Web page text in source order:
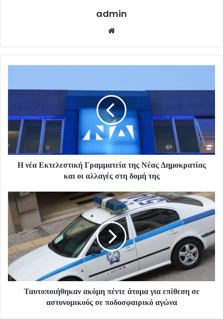
admin
Η νέα Εκτελεστική Γραμματεία της Νέας Δημοκρατίας
και οι αλλαγές στη δομή της
Ταυτοποιήθηκαν ακόμη πέντε άτομα για επίθεση σε
αστυνομικούς σε ποδοσφαιρικό αγώνα